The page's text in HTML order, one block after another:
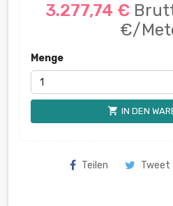
3.277,74 €
€/
Menge
shopping_cart IN DEN
Teilen Tweet